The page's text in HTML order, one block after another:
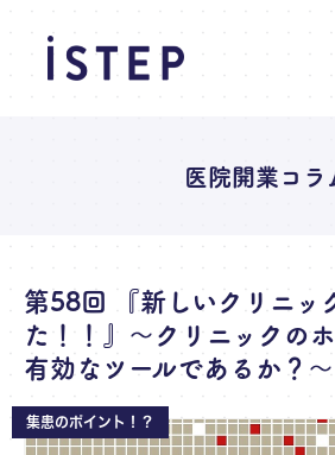
医院開業コラ
第58回 『新しいクリニッ
た！！』～クリニックの
有効なツールであるか？～
集患のポイント！？